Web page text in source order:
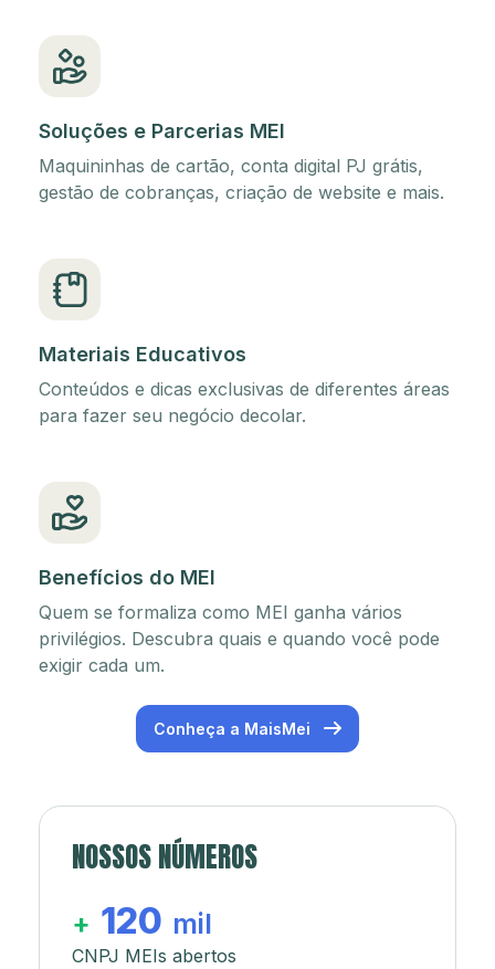
Soluções e Parcerias MEI
Maquininhas de cartão, conta digital PJ grátis,
gestão de cobranças, criação de website e mais.
Materiais Educativos
Conteúdos e dicas exclusivas de diferentes áreas
para fazer seu negócio decolar.
Benefícios do MEI
Quem se formaliza como MEI ganha vários
privilégios. Descubra quais e quando você pode
exigir cada um.
Conheça a MaisMei
NOSSOS NÚMEROS
+ 120 mil
CNPJ MEIs abertos